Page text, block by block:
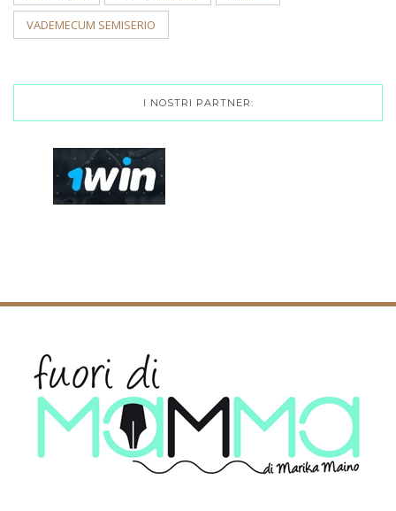
VADEMECUM SEMISERIO
I NOSTRI PARTNER: